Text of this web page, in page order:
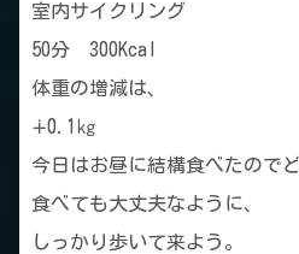
室内サイクリング
50分 300Kcal
体重の増減は、
∔0.1㎏
今日はお昼に結構食べたので
食べても大丈夫なように、
しっかり歩いて来よう。